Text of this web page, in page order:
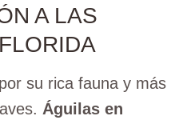
A LAS
su rica fauna y más
Águilas en